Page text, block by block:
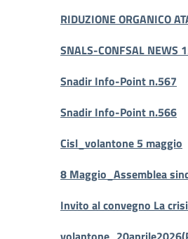
RIDUZIONE ORGANICO
SNALS-CONFSAL NEWS
Snadir Info-Point n.567
Snadir Info-Point n.566
Cisl_volantone 5 maggio
8 Maggio_Assemblea
Invito al convegno La